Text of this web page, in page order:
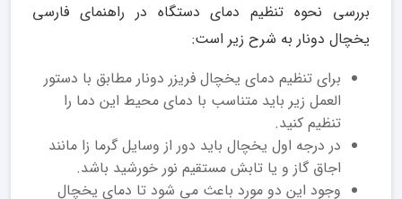
بررسی نحوه تنظیم دمای دستگاه در راهنمای فارسی
یخچال دونار به شرح زیر است:
برای تنظیم دمای یخچال فریزر دونار مطابق با دستور
العمل زیر باید متناسب با دمای محیط این دما را
تنظیم کنید.
در درجه اول یخچال باید دور از وسایل گرما زا مانند
اجاق گاز و یا تابش مستقیم نور خورشید باشد.
وجود این دو مورد باعث می شود تا دمای یخچال